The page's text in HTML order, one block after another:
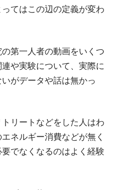
てはこの辺の定義が変わ
第一人者の動画をいくつ
や実験について、実際に
がデータや話は無かっ
リートなどをした人はわ
ネルギー消費などが無く
でなくなるのはよく経験